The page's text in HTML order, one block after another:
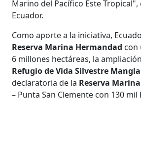
Marino del Pacífico Este Tropical",
Ecuador.
Como aporte a la iniciativa,
Reserva Marina Hermandad con
6 millones hectáreas, la
Refugio de Vida Silvestre
declaratoria de la Reserva
– Punta San Clemente con 130 mil